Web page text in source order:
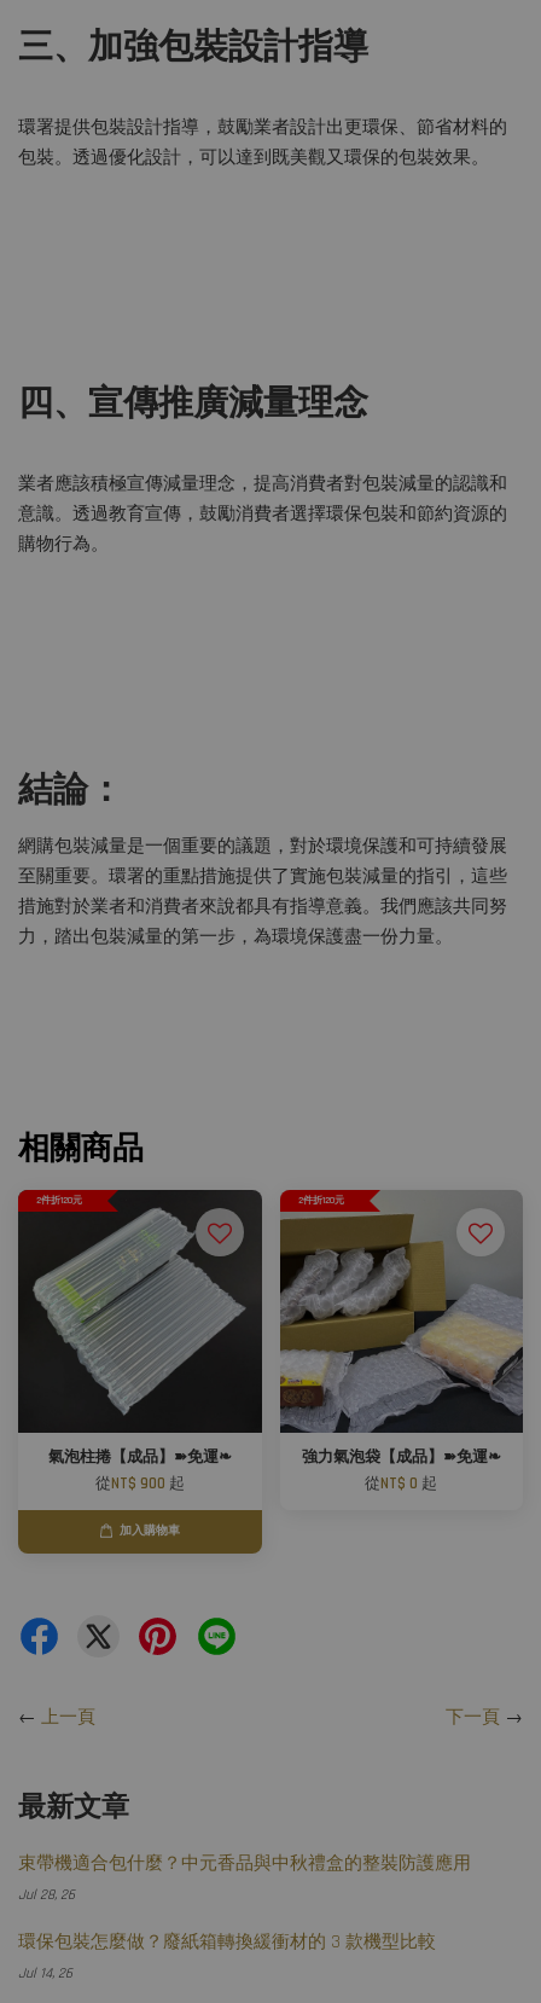
三、加強包裝設計指導
環署提供包裝設計指導，鼓勵業者設計出更環保、節省材料的
包裝。透過優化設計，可以達到既美觀又環保的包裝效果。
四、宣傳推廣減量理念
業者應該積極宣傳減量理念，提高消費者對包裝減量的認識和
意識。透過教育宣傳，鼓勵消費者選擇環保包裝和節約資源的
購物行為。
結論：
網購包裝減量是一個重要的議題，對於環境保護和可持續發展
至關重要。環署的重點措施提供了實施包裝減量的指引，這些
措施對於業者和消費者來說都具有指導意義。我們應該共同努
力，踏出包裝減量的第一步，為環境保護盡一份力量。
相關商品
2件折120元
氣泡柱捲【成品】➽免運❧
從NT$ 900 起
加入購物車
2件折120元
強力氣泡袋【成品】➽免運❧
從NT$ 0 起
← 上一頁 下一頁 →
最新文章
束帶機適合包什麼？中元香品與中秋禮盒的整裝防護應用
Jul 28, 26
環保包裝怎麼做？廢紙箱轉換緩衝材的 3 款機型比較
Jul 14, 26